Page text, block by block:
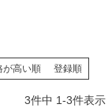
が高い順 登録順
3件中 1-3件表示